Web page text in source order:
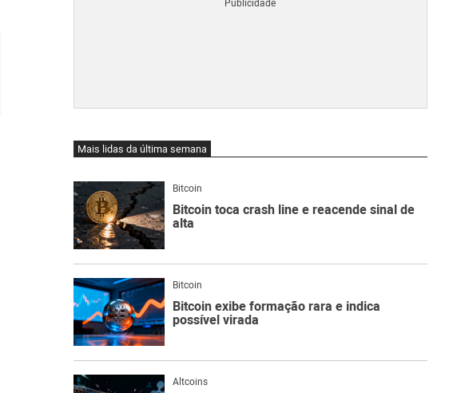
Mais lidas da última semana
Bitcoin
Bitcoin toca crash line e reacende sinal de
alta
Bitcoin
Bitcoin exibe formação rara e indica
possível virada
Altcoins